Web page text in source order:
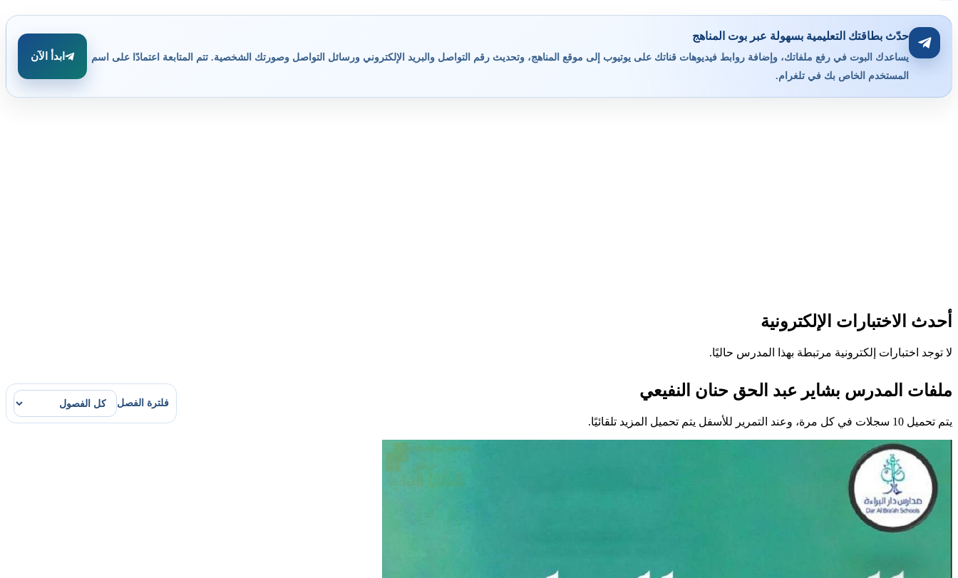
حدّث بطاقتك التعليمية بسهولة عبر بوت المناهج
يساعدك البوت في رفع ملفاتك، وإضافة روابط فيديوهات قناتك على يوتيوب إلى موقع المناهج، وتحديث رقم التواصل والبريد الإلكتروني ورسائل التواصل وصورتك الشخصية. تتم المتابعة اعتمادًا على اسم
المستخدم الخاص بك في تلغرام.
ابدأ الآن
أحدث الاختبارات الإلكترونية
لا توجد اختبارات إلكترونية مرتبطة بهذا المدرس حاليًا.
ملفات المدرس بشاير عبد الحق حنان النفيعي
يتم تحميل 10 سجلات في كل مرة، وعند التمرير للأسفل يتم تحميل المزيد تلقائيًا.
فلترة الفصل